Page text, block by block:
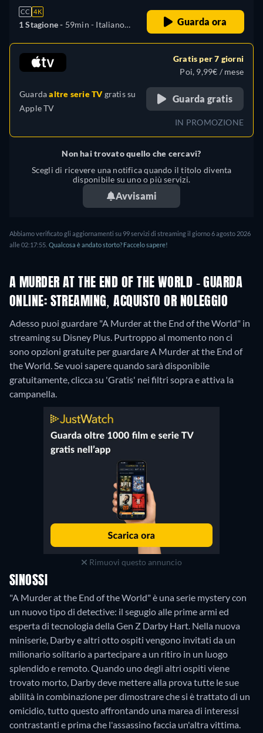
CC 4K
1 Stagione - 59min - Italiano,
Spagnolo (America Latina),
Francese, Portoghese
Guarda ora
Guardaaltre serie TVgratis su
Apple TV
Gratis per 7 giorni
Poi, 9,99€ / mese
Guarda gratis
IN PROMOZIONE
Non hai trovato quello che cercavi?
Scegli di ricevere una notifica quando il titolo diventa
disponibile su uno o più servizi.
Avvisami
Abbiamo verificato gli aggiornamenti su 99 servizi di streaming il giorno 6 agosto 2026
alle 02:17:55. Qualcosa è andato storto? Faccelo sapere!
A MURDER AT THE END OF THE WORLD - GUARDA
ONLINE: STREAMING, ACQUISTO OR NOLEGGIO
Adesso puoi guardare "A Murder at the End of the World" in
streaming su Disney Plus. Purtroppo al momento non ci
sono opzioni gratuite per guardare A Murder at the End of
the World. Se vuoi sapere quando sarà disponibile
gratuitamente, clicca su 'Gratis' nei filtri sopra e attiva la
campanella.
Rimuovi questo annuncio
SINOSSI
"A Murder at the End of the World" è una serie mystery con
un nuovo tipo di detective: il segugio alle prime armi ed
esperta di tecnologia della Gen Z Darby Hart. Nella nuova
miniserie, Darby e altri otto ospiti vengono invitati da un
milionario solitario a partecipare a un ritiro in un luogo
splendido e remoto. Quando uno degli altri ospiti viene
trovato morto, Darby deve mettere alla prova tutte le sue
abilità in combinazione per dimostrare che si è trattato di un
omicidio, tutto questo affrontando una marea di interessi
contrastanti e prima che l'assassino faccia un'altra vittima.